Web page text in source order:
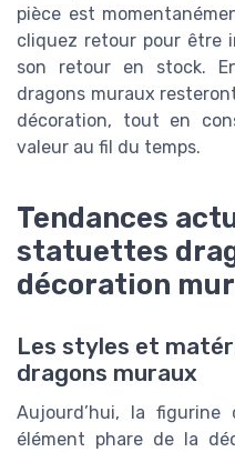
pièce est
cliquez retour pour être
son retour en stock.
dragons muraux
décoration, tout en
valeur au fil du temps.
Tendances
statuettes
décoration
Les styles et
dragons muraux
Aujourd’hui, la figurine
élément phare de la